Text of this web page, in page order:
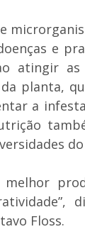
e
atingir
planta,
a
Floss.